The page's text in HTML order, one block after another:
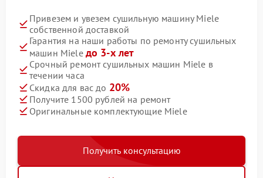
Привезем и увезем сушильную машину Miele
собственной доставкой
Гарантия на наши работы по ремонту сушильных
машин Miele до 3-х лет
Срочный ремонт сушильных машин Miele в
течении часа
Скидка для вас до 20%
Получите 1500 рублей на ремонт
Оригинальные комплектующие Miele
Получить консультацию